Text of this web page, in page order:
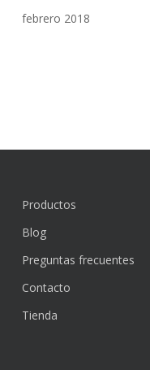
febrero 2018
Productos
Blog
Preguntas frecuentes
Contacto
Tienda